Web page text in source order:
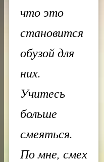
что это
становится
обузой для
них.
Учитесь
больше
смеяться.
По мне, смех